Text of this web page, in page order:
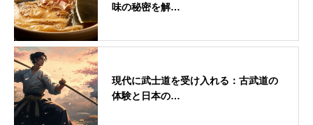
味の秘密を解…
現代に武士道を受け入れる：古武道の
体験と日本の…